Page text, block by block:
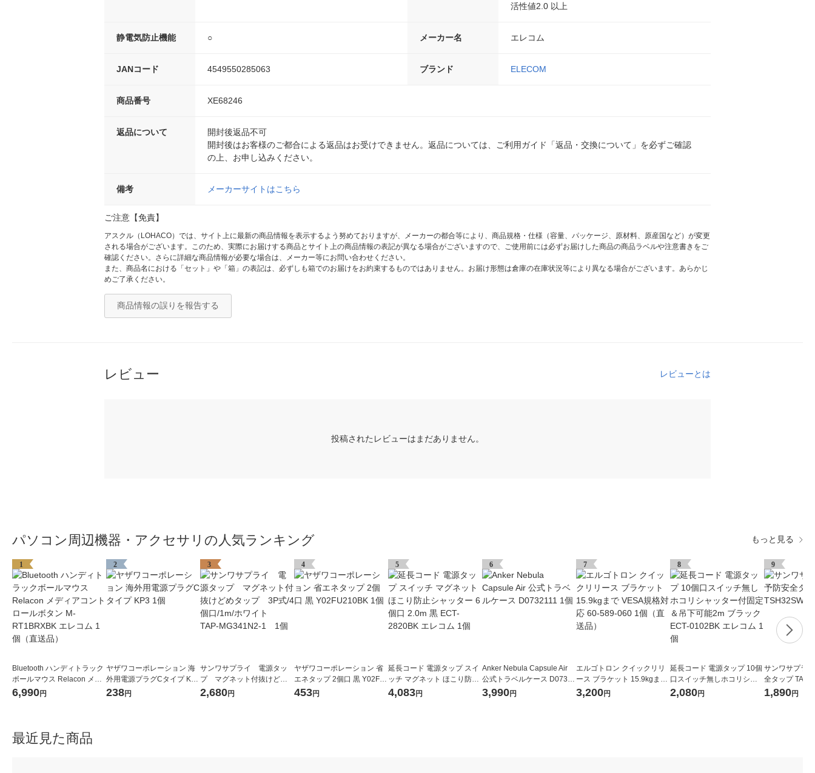
活性値2.0 以上
静電気防止機能 ○ メーカー名 エレコム
JANコード 4549550285063 ブランド ELECOM
商品番号 XE68246
返品について
開封後返品不可
開封後はお客様のご都合による返品はお受けできません。返品については、ご利用ガイド「返品・交換について」を必ずご確認
の上、お申し込みください。
備考 メーカーサイトはこちら
ご注意【免責】
アスクル（LOHACO）では、サイト上に最新の商品情報を表示するよう努めておりますが、メーカーの都合等により、商品規格・仕様（容量、パッケージ、原材料、原産国など）が変更
される場合がございます。このため、実際にお届けする商品とサイト上の商品情報の表記が異なる場合がございますので、ご使用前には必ずお届けした商品の商品ラベルや注意書きをご
確認ください。さらに詳細な商品情報が必要な場合は、メーカー等にお問い合わせください。
また、商品名における「セット」や「箱」の表記は、必ずしも箱でのお届けをお約束するものではありません。お届け形態は倉庫の在庫状況等により異なる場合がございます。あらかじ
めご了承ください。
商品情報の誤りを報告する
レビュー レビューとは
投稿されたレビューはまだありません。
パソコン周辺機器・アクセサリの人気ランキング もっと見る
1
Bluetooth ハンディトラック
ボールマウス Relacon メデ
ィアコントロールボタン M-
RT1BRXBK エレコム 1個
6,990円
2
ヤザワコーポレーション 海
外用電源プラグCタイプ KP3
1個
238円
3
サンワサプライ 電源タッ
プ マグネット付抜けどめ
タップ 3P式/4個口/1m/ホ
ワイト TAP-MG341N2-1
2,680円
4
ヤザワコーポレーション 省
エネタップ 2個口 黒 Y02FU
210BK 1個
453円
5
延長コード 電源タップ スイ
ッチ マグネット ほこり防止
シャッター 6個口 2.0m 黒 E
CT-2820BK エレコム 1個
4,083円
6
Anker Nebula Capsule Air
公式トラベルケース D07321
11 1個
3,990円
7
エルゴトロン クイックリリ
ース ブラケット 15.9kgまで
VESA規格対応 60-589-060
1個（直送品）
3,200円
8
延長コード 電源タップ 10個
口スイッチ無しホコリシャ
ッター付固定＆吊下可能2m
ブラック ECT-0102BK エレ
2,080円
9
サンワサプラ
全タップ TAP-
個
1,890円
最近見た商品